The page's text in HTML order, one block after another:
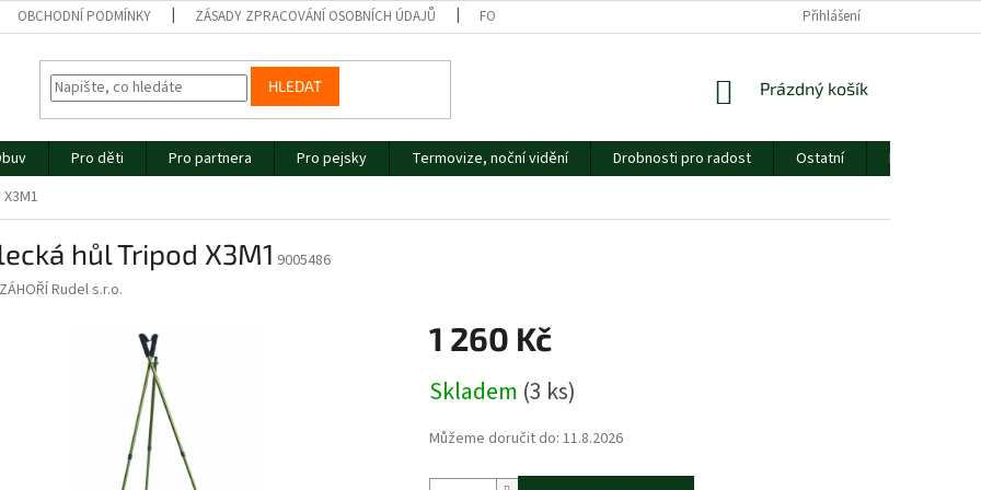
OBCHODNÍ PODMÍNKY ZÁSADY ZPRACOVÁNÍ OSOBNÍCH ÚDAJŮ FORMULÁŘE O NÁS
Přihlášení
HLEDAT
NÁKUPNÍ
Prázdný košík
Pro děti Pro partnera Pro pejsky Termovize, noční vidění Drobnosti pro radost Ostatní
Dárkový
hůl Tripod X3M1 9005486
ZÁHOŘÍ Rudel s.r.o.
1 260 Kč
cena:
Skladem (3 ks)
Můžeme doručit do: 11.8.2026